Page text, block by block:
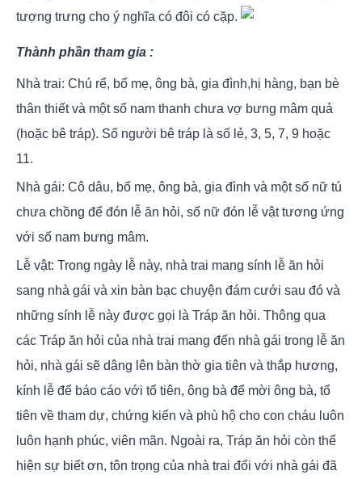
tượng trưng cho ý nghĩa có đôi có cặp.
Thành phần tham gia :
Nhà trai: Chú rể, bố mẹ, ông bà, gia đình,hị hàng, bạn bè
thân thiết và một số nam thanh chưa vợ bưng mâm quả
(hoặc bê tráp). Số người bê tráp là số lẻ, 3, 5, 7, 9 hoặc
11.
Nhà gái: Cô dâu, bố mẹ, ông bà, gia đình và một số nữ tú
chưa chồng để đón lễ ăn hỏi, số nữ đón lễ vật tương ứng
với số nam bưng mâm.
Lễ vật: Trong ngày lễ này, nhà trai mang sính lễ ăn hỏi
sang nhà gái và xin bàn bạc chuyện đám cưới sau đó và
những sính lễ này được gọi là Tráp ăn hỏi. Thông qua
các Tráp ăn hỏi của nhà trai mang đến nhà gái trong lễ ăn
hỏi, nhà gái sẽ dâng lên bàn thờ gia tiên và thắp hương,
kính lễ để báo cáo với tổ tiên, ông bà để mời ông bà, tổ
tiên về tham dự, chứng kiến và phù hộ cho con cháu luôn
luôn hạnh phúc, viên mãn. Ngoài ra, Tráp ăn hỏi còn thể
hiện sự biết ơn, tôn trọng của nhà trai đối với nhà gái đã